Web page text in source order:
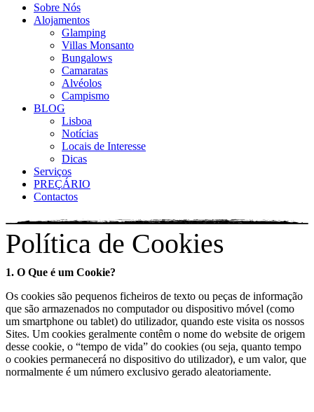
Sobre Nós
Alojamentos
Glamping
Villas Monsanto
Bungalows
Camaratas
Alvéolos
Campismo
BLOG
Lisboa
Notícias
Locais de Interesse
Dicas
Serviços
PREÇÁRIO
Contactos
Política de Cookies
1. O Que é um Cookie?
Os cookies são pequenos ficheiros de texto ou peças de informação
que são armazenados no computador ou dispositivo móvel (como
um smartphone ou tablet) do utilizador, quando este visita os nossos
Sites. Um cookies geralmente contêm o nome do website de origem
desse cookie, o “tempo de vida” do cookies (ou seja, quanto tempo
o cookies permanecerá no dispositivo do utilizador), e um valor, que
normalmente é um número exclusivo gerado aleatoriamente.